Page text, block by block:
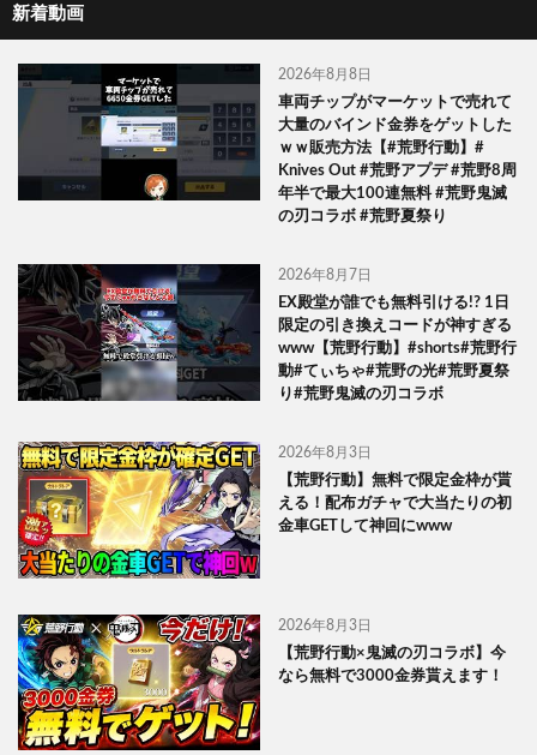
新着動画
2026年8月8日
車両チップがマーケットで売れて
大量のバインド金券をゲットした
ｗｗ販売方法【#荒野行動】#
Knives Out #荒野アプデ #荒野8周
年半で最大100連無料 #荒野鬼滅
の刃コラボ #荒野夏祭り
2026年8月7日
EX殿堂が誰でも無料引ける!? 1日
限定の引き換えコードが神すぎる
www【荒野行動】#shorts#荒野行
動#てぃちゃ#荒野の光#荒野夏祭
り#荒野鬼滅の刃コラボ
2026年8月3日
【荒野行動】無料で限定金枠が貰
える！配布ガチャで大当たりの初
金車GETして神回にwww
2026年8月3日
【荒野行動×鬼滅の刃コラボ】今
なら無料で3000金券貰えます！